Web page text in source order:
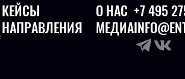
КЕЙСЫ
НАПРАВЛЕНИЯ
О НАС
МЕДИА
+7 495